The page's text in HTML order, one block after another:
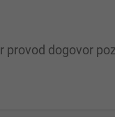
provod dogovor